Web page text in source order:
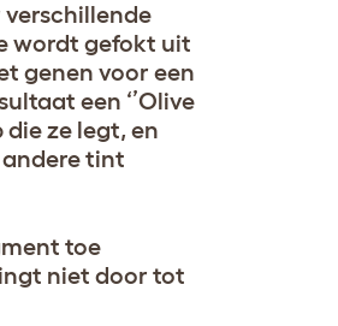
verschillende
wordt gefokt uit
genen voor een
een ‘’Olive
die ze legt, en
andere tint
toe
niet door tot